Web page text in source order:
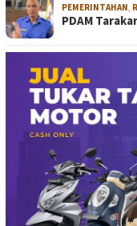
PEMERINTAHAN
PDAM